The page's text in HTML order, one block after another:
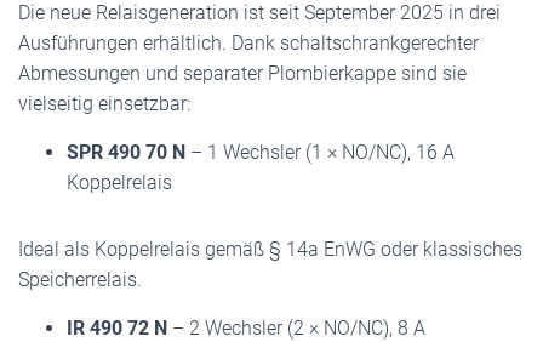
Die neue Relaisgeneration ist seit September 2025 in drei
Ausführungen erhältlich. Dank schaltschrankgerechter
Abmessungen und separater Plombierkappe sind sie
vielseitig einsetzbar:
SPR 490 70 N – 1 Wechsler (1 × NO/NC), 16 A
Koppelrelais
Ideal als Koppelrelais gemäß § 14a EnWG oder klassisches
Speicherrelais.
IR 490 72 N – 2 Wechsler (2 × NO/NC), 8 A